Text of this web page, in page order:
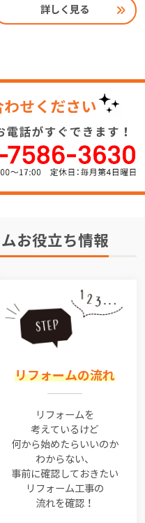
詳しく見る
お役立ち情報
リフォームの流れ
リフォームを
考えているけど
何から始めたらいいのか
わからない、
事前に確認しておきたい
リフォーム工事の
流れを確認！